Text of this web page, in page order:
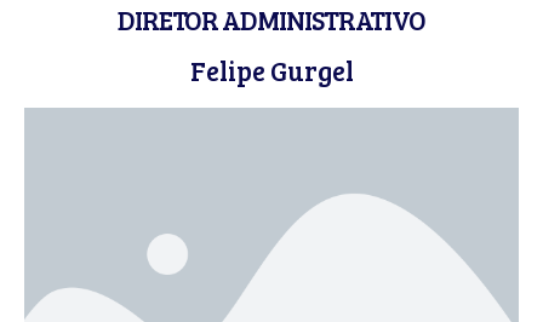
DIRETOR ADMINISTRATIVO
Felipe Gurgel